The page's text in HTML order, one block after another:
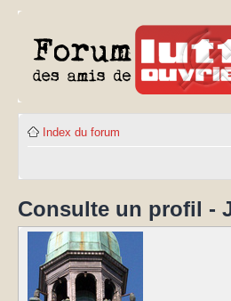
Index du forum
Consulte un profil -